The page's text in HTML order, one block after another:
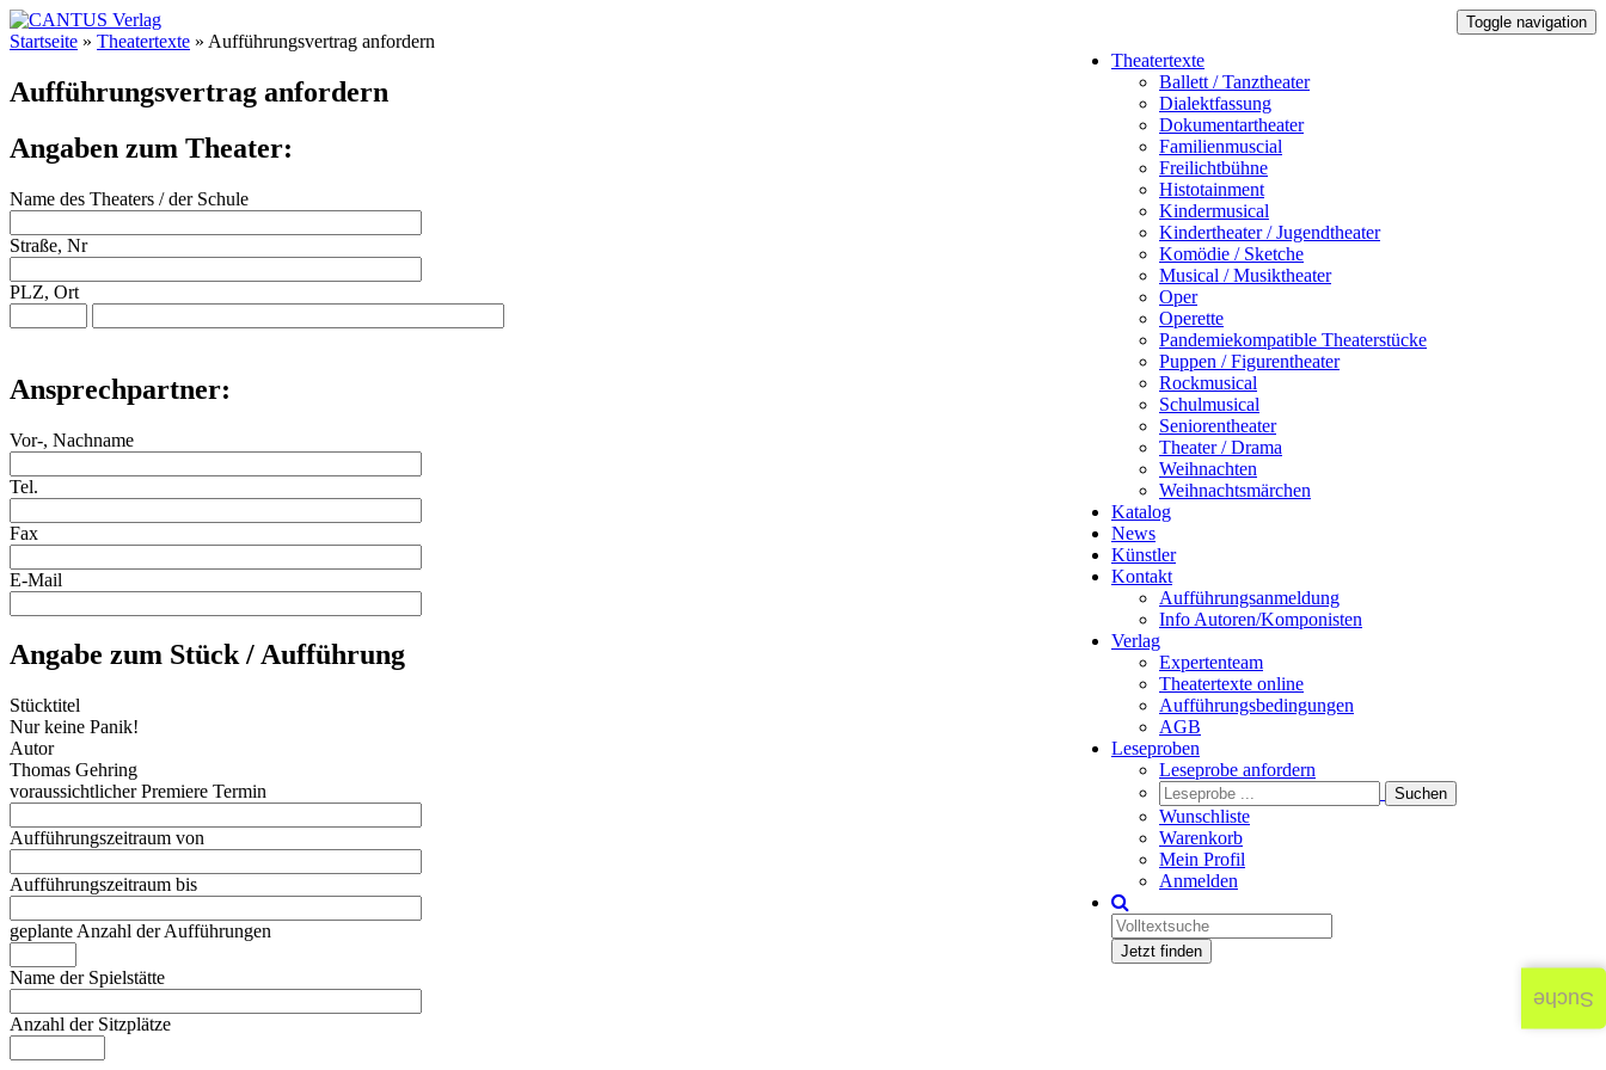
Toggle navigation
Theatertexte
Ballett / Tanztheater
Dialektfassung
Dokumentartheater
Familienmuscial
Freilichtbühne
Histotainment
Kindermusical
Kindertheater / Jugendtheater
Komödie / Sketche
Musical / Musiktheater
Oper
Operette
Pandemiekompatible Theaterstücke
Puppen / Figurentheater
Rockmusical
Schulmusical
Seniorentheater
Theater / Drama
Weihnachten
Weihnachtsmärchen
Katalog
News
Künstler
Kontakt
Aufführungsanmeldung
Info Autoren/Komponisten
Verlag
Expertenteam
Theatertexte online
Aufführungsbedingungen
AGB
Leseproben
Leseprobe anfordern
Wunschliste
Warenkorb
Mein Profil
Anmelden
Jetzt finden
Startseite » Theatertexte » Aufführungsvertrag anfordern
Aufführungsvertrag anfordern
Angaben zum Theater:
Name des Theaters / der Schule
Straße, Nr
PLZ, Ort
Ansprechpartner:
Vor-, Nachname
Tel.
Fax
E-Mail
Angabe zum Stück / Aufführung
Stücktitel
Nur keine Panik!
Autor
Thomas Gehring
voraussichtlicher Premiere Termin
Aufführungszeitraum von
Aufführungszeitraum bis
geplante Anzahl der Aufführungen
Name der Spielstätte
Anzahl der Sitzplätze
Suche